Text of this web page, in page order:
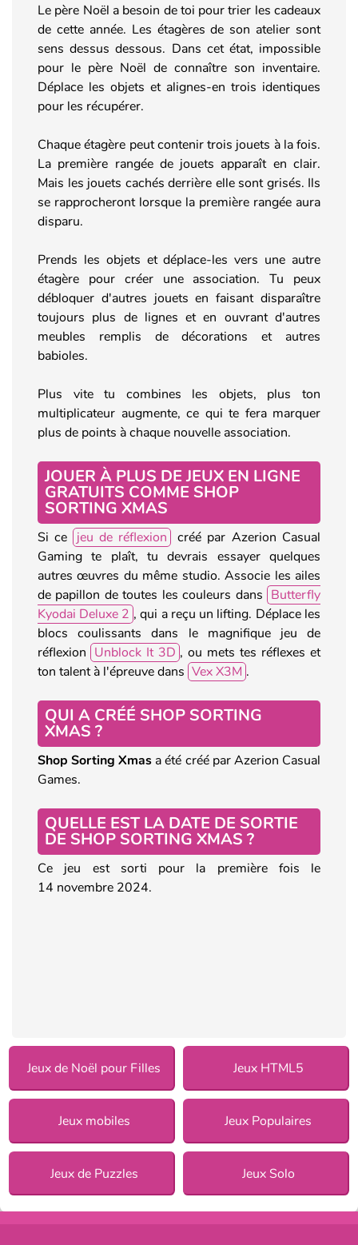
Le père Noël a besoin de toi pour trier les cadeaux
de cette année. Les étagères de son atelier sont
sens dessus dessous. Dans cet état, impossible
pour le père Noël de connaître son inventaire.
Déplace les objets et alignes-en trois identiques
pour les récupérer.
Chaque étagère peut contenir trois jouets à la fois.
La première rangée de jouets apparaît en clair.
Mais les jouets cachés derrière elle sont grisés. Ils
se rapprocheront lorsque la première rangée aura
disparu.
Prends les objets et déplace-les vers une autre
étagère pour créer une association. Tu peux
débloquer d'autres jouets en faisant disparaître
toujours plus de lignes et en ouvrant d'autres
meubles remplis de décorations et autres
babioles.
Plus vite tu combines les objets, plus ton
multiplicateur augmente, ce qui te fera marquer
plus de points à chaque nouvelle association.
JOUER À PLUS DE JEUX EN LIGNE
GRATUITS COMME SHOP
SORTING XMAS
Si ce jeu de réflexion
créé par Azerion Casual
Gaming te plaît, tu devrais essayer quelques
autres œuvres du même studio. Associe les ailes
de papillon de toutes les couleurs dans Butterfly
Kyodai Deluxe 2 , qui a reçu un lifting. Déplace les
blocs coulissants dans le magnifique jeu de
réflexion Unblock It 3D , ou mets tes réflexes et
ton talent à l'épreuve dans Vex X3M .
QUI A CRÉÉ SHOP SORTING
XMAS ?
Shop Sorting Xmas a été créé par Azerion Casual
Games.
QUELLE EST LA DATE DE SORTIE
DE SHOP SORTING XMAS ?
Ce jeu est sorti pour la première fois le
14 novembre 2024.
Jeux de Noël pour Filles Jeux HTML5
Jeux mobiles Jeux Populaires
Jeux de Puzzles Jeux Solo